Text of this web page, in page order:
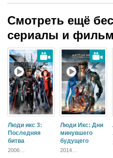
Смотреть ещё
сериалы и
Люди икс 3:
Последняя
битва
2006
Люди Икс: Дни
минувшего
будущего
2014